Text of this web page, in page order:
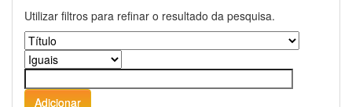
Utilizar filtros para refinar o resultado da pesquisa.